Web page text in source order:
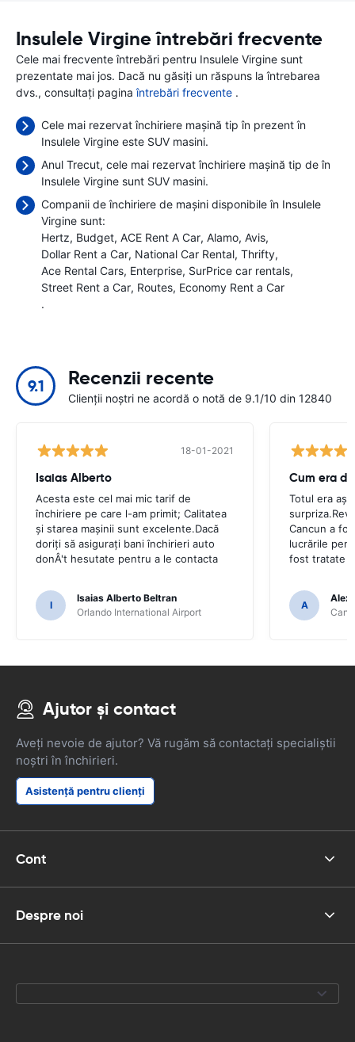
Insulele Virgine întrebări frecvente
Cele mai frecvente întrebări pentru Insulele Virgine sunt
prezentate mai jos. Dacă nu găsiți un răspuns la întrebarea
dvs., consultați paginaîntrebări frecvente .
Cele mai rezervat închiriere mașină tip în prezent în
Insulele Virgine este SUV masini.
Anul Trecut, cele mai rezervat închiriere mașină tip de în
Insulele Virgine sunt SUV masini.
Companii de închiriere de mașini disponibile în Insulele
Virgine sunt:
Hertz Budget ACE Rent A Car Alamo Avis
Dollar Rent a Car National Car Rental Thrifty
Ace Rental Cars Enterprise SurPrice car rentals
Street Rent a Car Routes Economy Rent a Car
.
9.1 Recenzii recente
Clienții noștri ne acordă o notă de 9.1/10 din 12840
18-01-2021
Isaias Alberto
Acesta este cel mai mic tarif de
închiriere pe care l-am primit; Calitatea
și starea mașinii sunt excelente.Dacă
doriți să asigurați bani închirieri auto
donÂ't hesutate pentru a le contacta
I
Isaias Alberto Beltran
Orlando International Airport
Cum era
Totul era
Cancun a
lucrările
fost tratate
A
Alex
Ajutor și contact
Aveți nevoie de ajutor? Vă rugăm să contactați specialiștii
noștri în închirieri.
Asistență pentru clienți
Cont
Despre noi